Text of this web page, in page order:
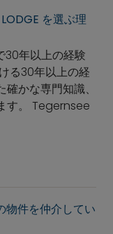
を選ぶ理
30年以上の経験
る30年以上の経
かな専門知識、
す。 Tegernsee
物件を仲介してい